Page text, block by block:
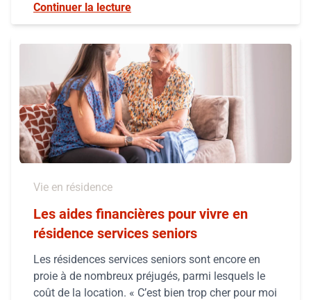
Continuer la lecture
Vie en résidence
Les aides financières pour vivre en
résidence services seniors
Les résidences services seniors sont encore en
proie à de nombreux préjugés, parmi lesquels le
coût de la location. « C’est bien trop cher pour moi